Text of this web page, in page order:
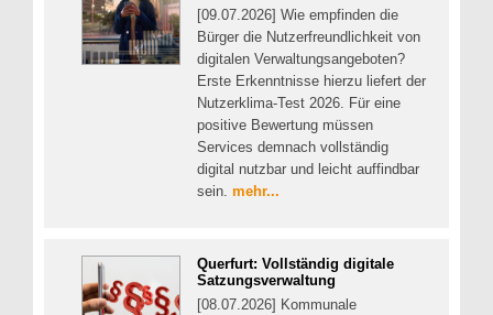
[09.07.2026] Wie empfinden die
Bürger die Nutzerfreundlichkeit von
digitalen Verwaltungsangeboten?
Erste Erkenntnisse hierzu liefert der
Nutzerklima-Test 2026. Für eine
positive Bewertung müssen
Services demnach vollständig
digital nutzbar und leicht auffindbar
sein. mehr...
Querfurt: Vollständig digitale
Satzungsverwaltung
[08.07.2026] Kommunale